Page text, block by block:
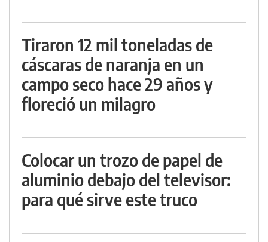
Tiraron 12 mil toneladas de
cáscaras de naranja en un
campo seco hace 29 años y
floreció un milagro
Colocar un trozo de papel de
aluminio debajo del televisor:
para qué sirve este truco